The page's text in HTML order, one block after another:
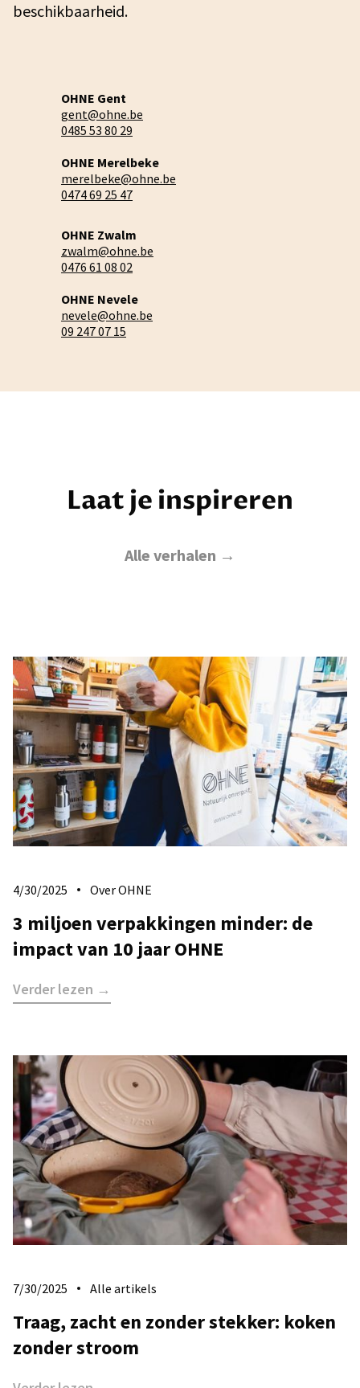
beschikbaarheid.
OHNE Gent
gent@ohne.be
0485 53 80 29
OHNE Merelbeke
merelbeke@ohne.be
0474 69 25 47
OHNE Zwalm
zwalm@ohne.be
0476 61 08 02
OHNE Nevele
nevele@ohne.be
09 247 07 15
Laat je inspireren
Alle verhalen →
4/30/2025 Over OHNE
3 miljoen verpakkingen minder: de
impact van 10 jaar OHNE
Verder lezen →
7/30/2025 Alle artikels
​Traag, zacht en zonder stekker: koken
zonder stroom